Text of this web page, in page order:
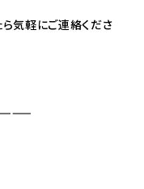
気軽にご連絡くださ